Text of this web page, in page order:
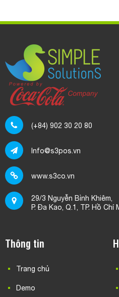
(+84) 902 30 20 80
Info@s3pos.vn
www.s3co.vn
29/3 Nguyễn Bỉnh Khiêm,
P. Đa Kao, Q.1, TP. Hồ Chí
Thông tin
Trang chủ
Demo